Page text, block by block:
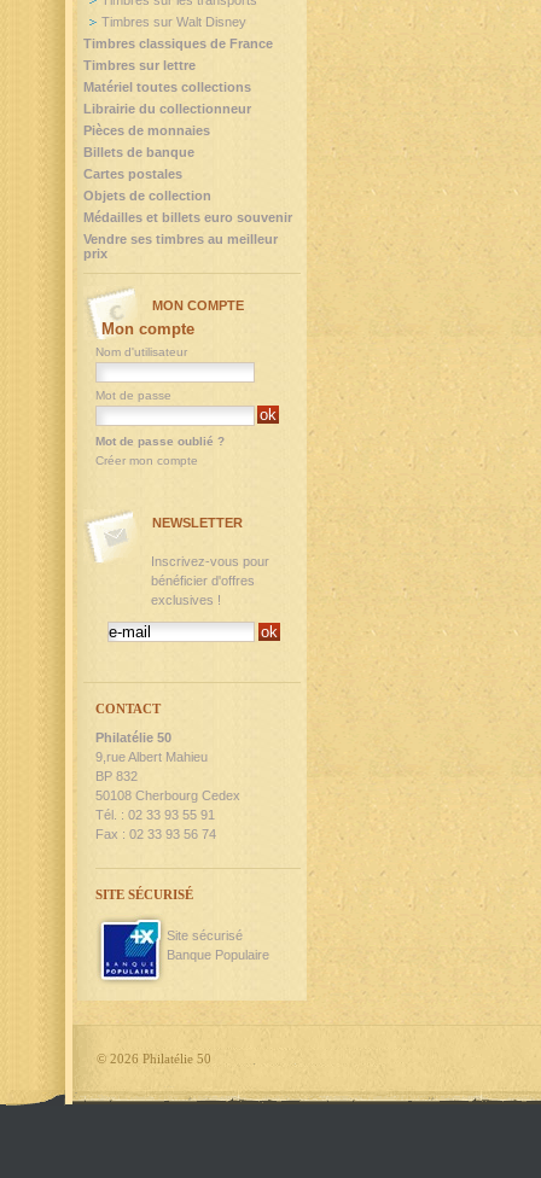
Timbres sur Walt Disney
Timbres classiques de France
Timbres sur lettre
Matériel toutes collections
Librairie du collectionneur
Pièces de monnaies
Billets de banque
Cartes postales
Objets de collection
Médailles et billets euro souvenir
Vendre ses timbres au meilleur
prix
MON COMPTE
Mon compte
Nom d'utilisateur
Mot de passe
Mot de passe oublié ?
Créer mon compte
NEWSLETTER
Inscrivez-vous pour
bénéficier d'offres
exclusives !
CONTACT
Philatélie 50
9,rue Albert Mahieu
BP 832
50108 Cherbourg Cedex
Tél. : 02 33 93 55 91
Fax : 02 33 93 56 74
SITE SÉCURISÉ
Site sécurisé
Banque Populaire
© 2026 Philatélie 50